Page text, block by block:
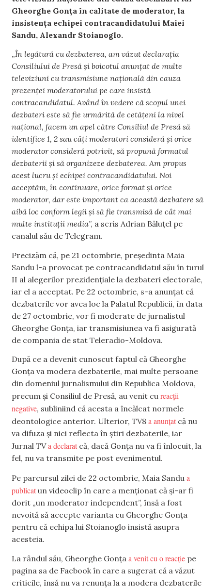
Gheorghe Gonța în calitate de moderator, la
insistența echipei contracandidatului Maiei
Sandu, Alexandr Stoianoglo.
„În legătură cu dezbaterea, am văzut declarația
Consiliului de Presă și boicotul anunțat de multe
televiziuni cu transmisiune națională din cauza
prezenței moderatorului pe care insistă
contracandidatul. Având în vedere că scopul unei
dezbateri este să fie urmărită de cetățeni la nivel
național, facem un apel către Consiliul de Presă să
identifice 1, 2 sau câți moderatori consideră și orice
moderator consideră potrivit, să propună formatul
dezbaterii și să organizeze dezbaterea. Am propus
acest lucru și echipei contracandidatului. Noi
acceptăm, în continuare, orice format și orice
moderator, dar este important ca această dezbatere să
aibă loc conform legii și să fie transmisă de cât mai
multe instituții media”, a scris Adrian Băluțel pe
canalul său de Telegram.
Precizăm că, pe 21 octombrie, președinta Maia
Sandu l-a provocat pe contracandidatul său în turul
II al alegerilor prezidențiale la dezbateri electorale,
iar el a acceptat. Pe 22 octombrie, s-a anunțat că
dezbaterile vor avea loc la Palatul Republicii, în data
de 27 octombrie, vor fi moderate de jurnalistul
Gheorghe Gonța, iar transmisiunea va fi asigurată
de compania de stat Teleradio-Moldova.
După ce a devenit cunoscut faptul că Gheorghe
Gonța va modera dezbaterile, mai multe persoane
din domeniul jurnalismului din Republica Moldova,
precum și Consiliul de Presă, au venit cu reacții
negative, subliniind că acesta a încălcat normele
deontologice anterior. Ulterior, TV8 a anunțat că nu
va difuza și nici reflecta în știri dezbaterile, iar
Jurnal TVa declarat că, dacă Gonța nu va fi înlocuit, la
fel, nu va transmite pe post evenimentul.
Pe parcursul zilei de 22 octombrie, Maia Sandu a
publicat un videoclip în care a menționat că și-ar fi
dorit „un moderator independent”, însă a fost
nevoită să accepte varianta cu Gheorghe Gonța
pentru că echipa lui Stoianoglo insistă asupra
acesteia.
La rândul său, Gheorghe Gonța a venit cu o reacție pe
pagina sa de Facbook în care a sugerat că a văzut
criticile, însă nu va renunța la a modera dezbaterile